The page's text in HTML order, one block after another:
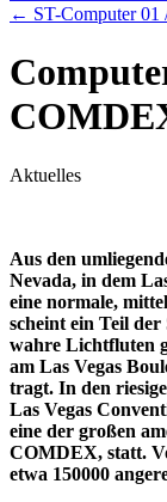
← ST-Computer 01
Aktuelles
Aus den
Nevada, in dem
eine normale,
scheint ein Teil der
wahre Lichtfluten
am Las Vegas
tragt. In den
Las Vegas
eine der großen
COMDEX, statt.
etwa 150000